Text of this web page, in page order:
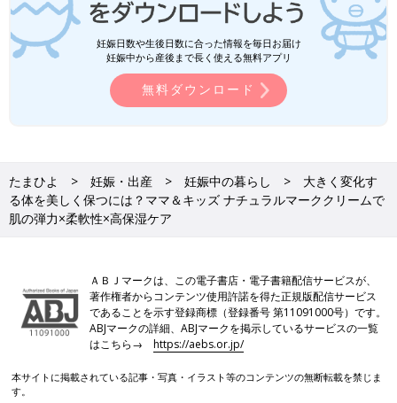
妊娠日数や生後日数に合った情報を毎日お届け
妊娠中から産後まで長く使える無料アプリ
無料ダウンロード
たまひよ 妊娠・出産 妊娠中の暮らし
大きく変化す
る体を美しく保つには？ママ＆キッズ ナチュラルマーククリームで
肌の弾力×柔軟性×高保湿ケア
ＡＢＪマークは、この電子書店・電子書籍配信サービスが、
著作権者からコンテンツ使用許諾を得た正規版配信サービス
であることを示す登録商標（登録番号 第11091000号）です。
ABJマークの詳細、ABJマークを掲示しているサービスの一覧
はこちら→https://aebs.or.jp/
本サイトに掲載されている記事・写真・イラスト等のコンテンツの無断転載を禁じま
す。